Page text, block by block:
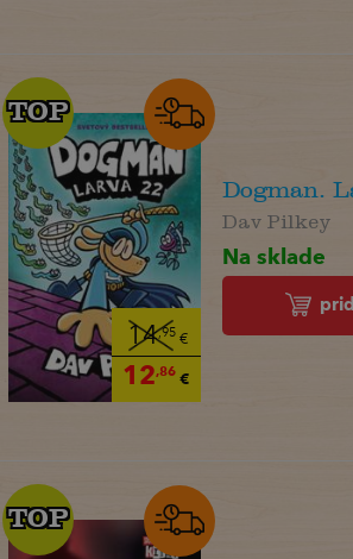
14,95€
12,86€
TOP
TOP
Dogman.
Dav Pilkey
Na sklade
TOP
TOP